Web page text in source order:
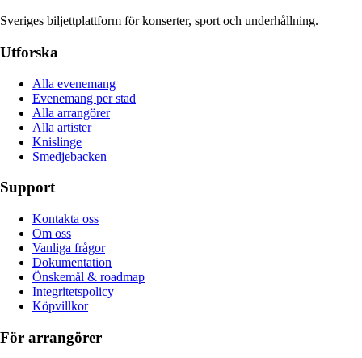
Sveriges biljettplattform för konserter, sport och underhållning.
Utforska
Alla evenemang
Evenemang per stad
Alla arrangörer
Alla artister
Knislinge
Smedjebacken
Support
Kontakta oss
Om oss
Vanliga frågor
Dokumentation
Önskemål & roadmap
Integritetspolicy
Köpvillkor
För arrangörer